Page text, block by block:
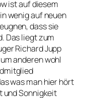
ist auf diesem
wenig auf neuen
dass sie
Das liegt zum
Richard Jupp
anderen wohl
was man hier hört
und Sonnigkeit